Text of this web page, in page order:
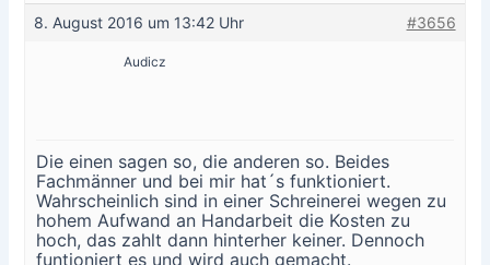
8. August 2016 um 13:42 Uhr #3656
Audicz
Die einen sagen so, die anderen so. Beides
Fachmänner und bei mir hat´s funktioniert.
Wahrscheinlich sind in einer Schreinerei wegen zu
hohem Aufwand an Handarbeit die Kosten zu
hoch, das zahlt dann hinterher keiner. Dennoch
funtioniert es und wird auch gemacht.